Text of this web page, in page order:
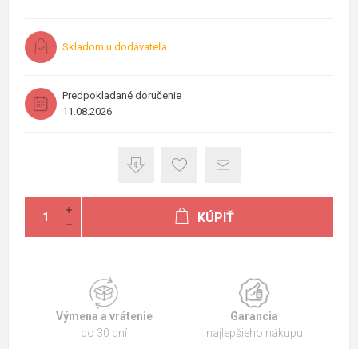
Skladom u dodávateľa
Predpokladané doručenie
11.08.2026
KÚPIŤ
Výmena a vrátenie
do 30 dní
Garancia
najlepšieho nákupu